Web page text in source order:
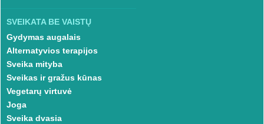
SVEIKATA BE VAISTŲ
Gydymas augalais
Alternatyvios terapijos
Sveika mityba
Sveikas ir gražus kūnas
Vegetarų virtuvė
Joga
Sveika dvasia